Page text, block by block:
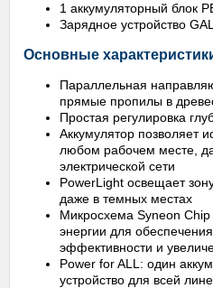
1 аккумуляторный блок
Зарядное устройство
Основные
Параллельная
прямые пропилы в
Простая регулировка
Аккумулятор позволяет
любом рабочем месте,
электрической сети
PowerLight освещает
даже в темных местах
Микросхема Syneon Chip
энергии для
эффективности и
Power for ALL: один
устройство для всей